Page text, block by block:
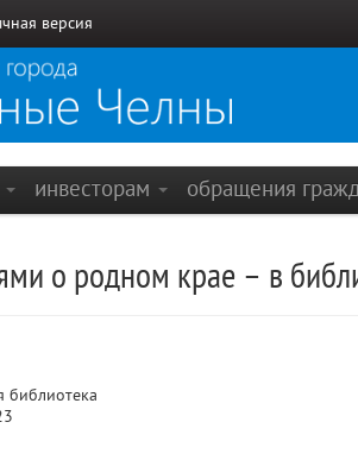
версия
инвесторам обращения
о родном крае – в
библиотека